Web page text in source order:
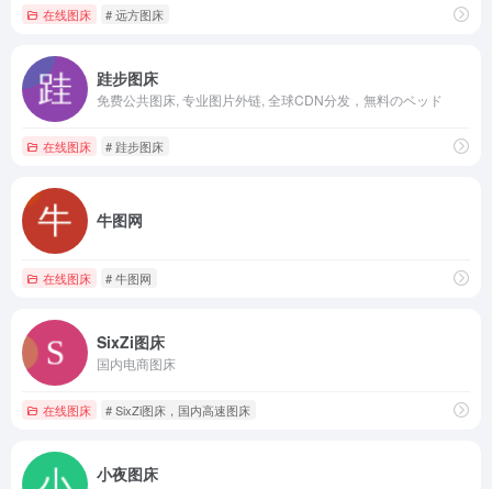
在线图床 # 远方图床
跬步图床
免费公共图床, 专业图片外链, 全球CDN分发，無料のベッド
在线图床 # 跬步图床
牛图网
在线图床 # 牛图网
SixZi图床
国内电商图床
在线图床 # SixZi图床，国内高速图床
小夜图床